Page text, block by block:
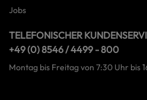
Jobs
TELEFONISCHER
+49 (0) 8546 / 4499 - 800
Montag bis Freitag von 7:30 Uhr bis